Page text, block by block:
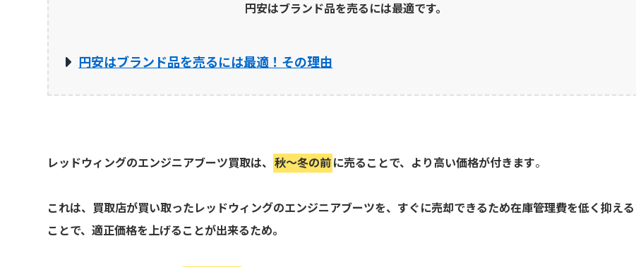
円安はブランド品を売るには最適です。
円安はブランド品を売るには最適！その理由
レッドウィングのエンジニアブーツ買取は、 秋～冬の前に売ることで、より高い価格が付きます。
これは、買取店が買い取ったレッドウィングのエンジニアブーツを、すぐに売却できるため在庫管理費を低く抑える
ことで、適正価格を上げることが出来るため。